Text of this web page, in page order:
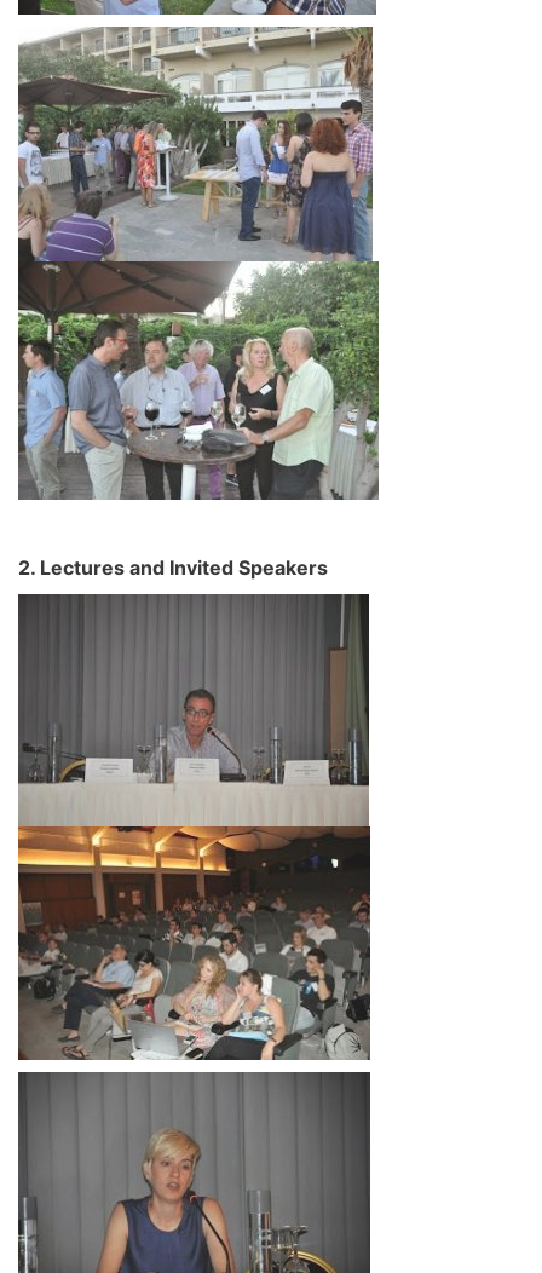
2. Lectures and Invited Speakers